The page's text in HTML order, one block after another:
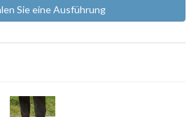
Sie eine Ausführung